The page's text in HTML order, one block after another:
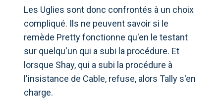
Les Uglies sont donc confrontés à un choix
compliqué. Ils ne peuvent savoir si le
remède Pretty fonctionne qu'en le testant
sur quelqu'un qui a subi la procédure. Et
lorsque Shay, qui a subi la procédure à
l'insistance de Cable, refuse, alors Tally s'en
charge.